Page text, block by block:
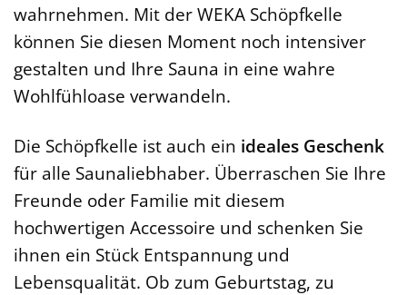
wahrnehmen. Mit der WEKA Schöpfkelle
können Sie diesen Moment noch intensiver
gestalten und Ihre Sauna in eine wahre
Wohlfühloase verwandeln.
Die Schöpfkelle ist auch ein ideales Geschenk
für alle Saunaliebhaber. Überraschen Sie Ihre
Freunde oder Familie mit diesem
hochwertigen Accessoire und schenken Sie
ihnen ein Stück Entspannung und
Lebensqualität. Ob zum Geburtstag, zu